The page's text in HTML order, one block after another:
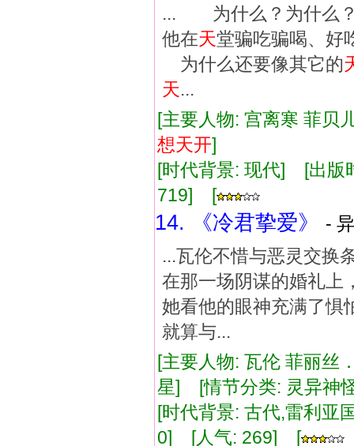
... 为什么？为什么
他在天堂骗吃骗喝、
为什么还要像其它的
天...
[主要人物: 宫离寒 菲
想天开]
[时代背景: 现代] [出
719] [
14. 《冷君挚爱》
-
...瓦伦不惜与恶灵交换
在那一场阴谋的婚礼上
她看他的眼神充满了惧
就算与...
[主要人物: 瓦伦 菲丽丝
星] [情节分类: 灵异神
[时代背景: 古代,雷利
0] [人气: 269] [